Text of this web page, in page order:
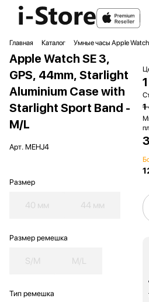
Главная Каталог Умные часы Apple Watch
Apple Watch SE 3,
GPS, 44mm, Starlight
Aluminium Case with
Starlight Sport Band -
M/L
Арт. MEHJ4
Размер
40 мм 44 мм
Размер ремешка
S/M M/L
Тип ремешка